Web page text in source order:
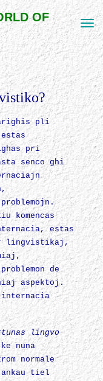
OF
pli
pri
senco ghi
komencas
estas
lingvistikaj,
de
aspektoj.
internacia
lingvo
nuna
normale
tiel